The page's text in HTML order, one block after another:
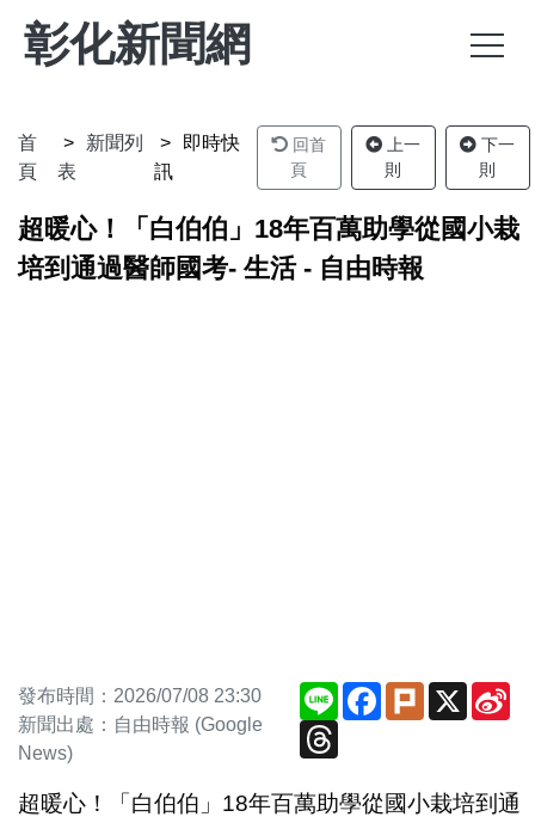
彰化新聞網
首
頁
新聞列
表
即時快
訊
回首
頁
上一
則
下一
則
超暖心！「白伯伯」18年百萬助學從國小栽
培到通過醫師國考- 生活 - 自由時報
發布時間：2026/07/08 23:30
新聞出處：自由時報 (Google
News)
Line Facebook
Plurk X
超暖心！「白伯伯」18年百萬助學從國小栽培到通